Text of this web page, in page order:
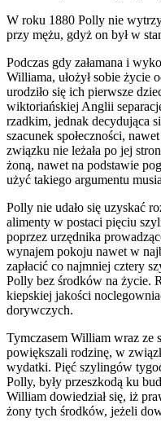
W roku 1880 Polly nie
przy mężu, gdyż on był w
Podczas gdy załamana i
Williama, ułożył sobie życie
urodziło się ich pierwsze
wiktoriańskiej Anglii
rzadkim, jednak decydująca
szacunek społeczności,
związku nie leżała po jej
żoną, nawet na podstawie
użyć takiego argumentu
Polly nie udało się uzyskać
alimenty w postaci pięciu
poprzez urzędnika
wynajem pokoju nawet w
zapłacić co najmniej cztery
Polly bez środków na życie.
kiepskiej jakości
dorywczych.
Tymczasem William wraz ze
powiększali rodzinę, w
wydatki. Pięć szylingów
Polly, były przeszkodą ku
William dowiedział się, iż
żony tych środków, jeżeli